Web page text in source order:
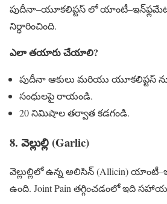
పుదీనా–యూకలిప్టస్ లో
నిర్ధారించింది.
ఎలా తయారు చేయాలి?
పుదీనా ఆకులు మరియు యూకలిప్టస్
సంధులపై రాయండి.
20 నిమిషాల తర్వాత కడగండి.
8. వెల్లుల్లి (Garlic)
వెల్లుల్లిలో ఉన్న అలిసిన్ (Allicin)
ఉంది. Joint Pain తగ్గించడంలో ఇది